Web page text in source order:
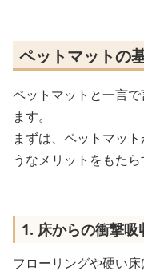
ペットマットの
ペットマットと一言
ます。
まずは、ペットマッ
うなメリットをもたら
1. 床からの衝撃吸
フローリングや硬い